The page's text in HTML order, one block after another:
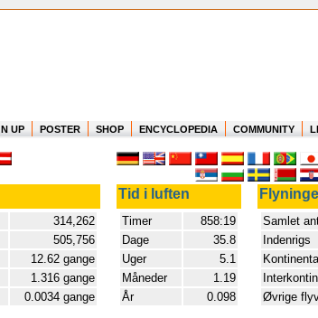
Where in the world have you flown?
How long have you been in the air?
Create your own FlightMemory and see!
UP POSTER SHOP ENCYCLOPEDIA COMMUNITY
Tid i luften
314,262
505,756
12.62 gange
1.316 gange
0.0034 gange
Timer
858:19
Dage
35.8
Uger
5.1
Måneder
1.19
År
0.098
Samlet
Indenrigs
Øvrige